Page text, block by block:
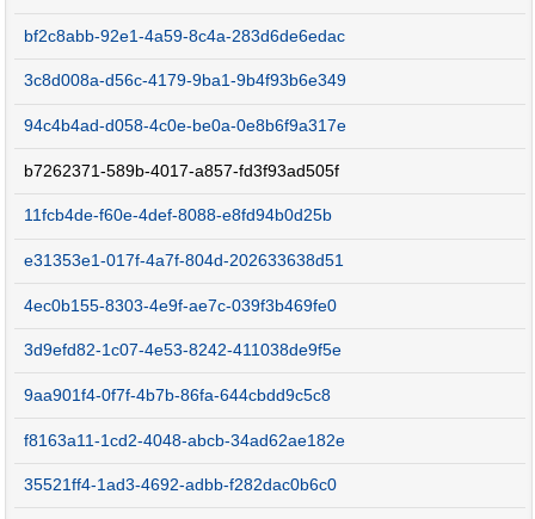
bf2c8abb-92e1-4a59-8c4a-283d6de6edac
3c8d008a-d56c-4179-9ba1-9b4f93b6e349
94c4b4ad-d058-4c0e-be0a-0e8b6f9a317e
b7262371-589b-4017-a857-fd3f93ad505f
11fcb4de-f60e-4def-8088-e8fd94b0d25b
e31353e1-017f-4a7f-804d-202633638d51
4ec0b155-8303-4e9f-ae7c-039f3b469fe0
3d9efd82-1c07-4e53-8242-411038de9f5e
9aa901f4-0f7f-4b7b-86fa-644cbdd9c5c8
f8163a11-1cd2-4048-abcb-34ad62ae182e
35521ff4-1ad3-4692-adbb-f282dac0b6c0